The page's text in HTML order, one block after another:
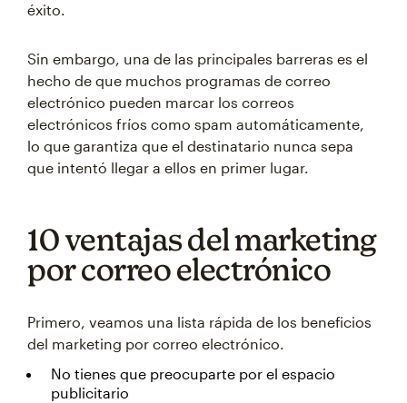
éxito.
Sin embargo, una de las principales barreras es el
hecho de que muchos programas de correo
electrónico pueden marcar los correos
electrónicos fríos como spam automáticamente,
lo que garantiza que el destinatario nunca sepa
que intentó llegar a ellos en primer lugar.
10 ventajas del marketing
por correo electrónico
Primero, veamos una lista rápida de los beneficios
del marketing por correo electrónico.
No tienes que preocuparte por el espacio
publicitario